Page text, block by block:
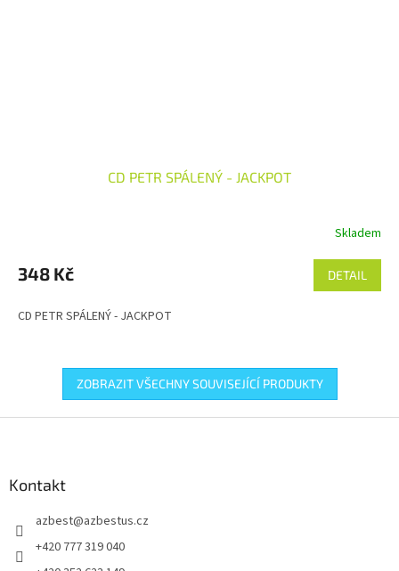
CD PETR SPÁLENÝ - JACKPOT
Skladem
348 Kč DETAIL
CD PETR SPÁLENÝ - JACKPOT
ZOBRAZIT VŠECHNY SOUVISEJÍCÍ PRODUKTY
Kontakt
azbest@azbestus.cz
+420 777 319 040